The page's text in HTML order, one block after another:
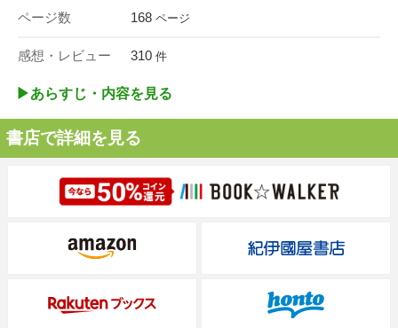
ページ数 168 ページ
感想・レビュー 310 件
▶︎あらすじ・内容を見る
書店で詳細を見る